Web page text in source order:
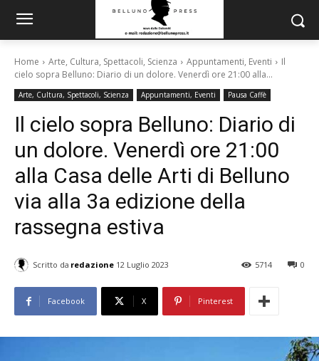
Home Arte, Cultura, Spettacoli, Scienza Appuntamenti, Eventi
Il
cielo sopra Belluno: Diario di un dolore. Venerdì ore 21:00 alla...
Arte, Cultura, Spettacoli, Scienza Appuntamenti, Eventi Pausa Caffè
Il cielo sopra Belluno: Diario di
un dolore. Venerdì ore 21:00
alla Casa delle Arti di Belluno
via alla 3a edizione della
rassegna estiva
Scritto da redazione 12 Luglio 2023 0
5714
Facebook X Pinterest